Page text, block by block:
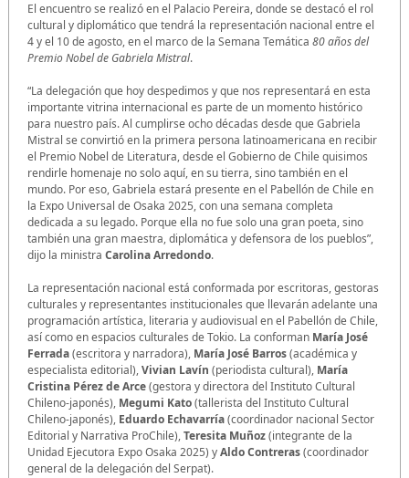
El encuentro se realizó en el Palacio Pereira, donde se destacó el rol
cultural y diplomático que tendrá la representación nacional entre el
4 y el 10 de agosto, en el marco de la Semana Temática 80 años del
Premio Nobel de Gabriela Mistral.
“La delegación que hoy despedimos y que nos representará en esta
importante vitrina internacional es parte de un momento histórico
para nuestro país. Al cumplirse ocho décadas desde que Gabriela
Mistral se convirtió en la primera persona latinoamericana en recibir
el Premio Nobel de Literatura, desde el Gobierno de Chile quisimos
rendirle homenaje no solo aquí, en su tierra, sino también en el
mundo. Por eso, Gabriela estará presente en el Pabellón de Chile en
la Expo Universal de Osaka 2025, con una semana completa
dedicada a su legado. Porque ella no fue solo una gran poeta, sino
también una gran maestra, diplomática y defensora de los pueblos”,
dijo la ministra Carolina Arredondo.
La representación nacional está conformada por escritoras, gestoras
culturales y representantes institucionales que llevarán adelante una
programación artística, literaria y audiovisual en el Pabellón de Chile,
así como en espacios culturales de Tokio. La conforman María José
Ferrada(escritora y narradora), María José Barros(académica y
especialista editorial),Vivian Lavín (periodista cultural), María
Cristina Pérez de Arce(gestora y directora del Instituto Cultural
Chileno-japonés), Megumi Kato(tallerista del Instituto Cultural
Chileno-japonés), Eduardo Echavarría(coordinador nacional Sector
Editorial y Narrativa ProChile),Teresita Muñoz(integrante de la
Unidad Ejecutora Expo Osaka 2025) yAldo Contreras(coordinador
general de la delegación del Serpat).